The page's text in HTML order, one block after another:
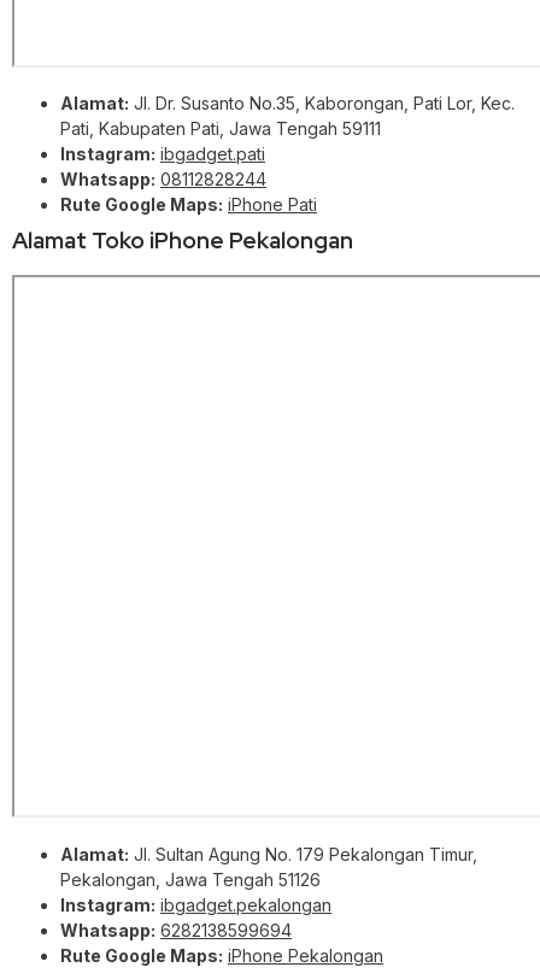
Alamat: Jl. Dr. Susanto No.35, Kaborongan, Pati Lor, Kec.
Pati, Kabupaten Pati, Jawa Tengah 59111
Instagram: ibgadget.pati
Whatsapp: 08112828244
Rute Google Maps: iPhone Pati
Alamat Toko iPhone Pekalongan
Alamat: Jl. Sultan Agung No. 179 Pekalongan Timur,
Pekalongan, Jawa Tengah 51126
Instagram: ibgadget.pekalongan
Whatsapp: 6282138599694
Rute Google Maps: iPhone Pekalongan